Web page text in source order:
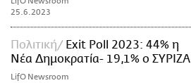
25.6.2023
Πολιτική
Exit Poll 2023: 44% η
Νέα Δημοκρατία- 19,1% ο ΣΥΡΙΖΑ
LifO Newsroom